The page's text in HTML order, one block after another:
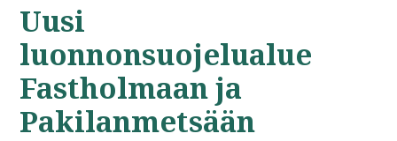
Uusi
luonnonsuojelualue
Fastholmaan ja
Pakilanmetsään